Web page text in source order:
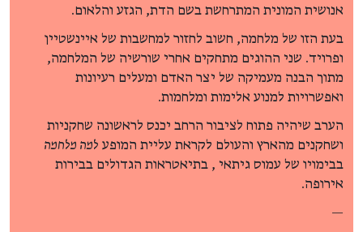
אנושית המונית המתרחשת בשם הדת, הגזע והלאום.
בעת הזו של מלחמה, חשוב לחזור למחשבות של איינשטיין
ופרויד. שני ההוגים מתחקים אחרי שורשיה של המלחמה,
מתוך הבנה מעמיקה של יצר האדם ומעלים רעיונות
ואפשרויות למנוע אלימות ומלחמות.
הערב שיהיה פתוח לציבור הרחב יכנס לראשונה שחקניות
ושחקנים מהארץ והעולם לקראת עליית המופע למה מלחמה
בבימויו של עמוס גיתאי , בתיאטראות הגדולים בבירות
אירופה.
—